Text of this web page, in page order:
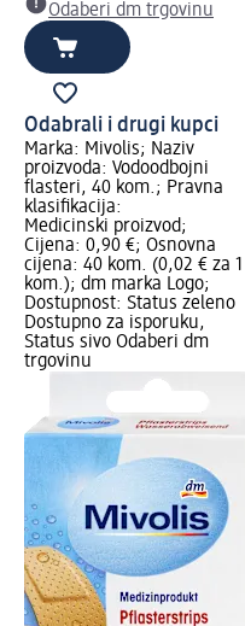
Odaberi dm trgovinu
Odabrali i drugi kupci
Marka: Mivolis; Naziv
proizvoda: Vodoodbojni
flasteri, 40 kom.; Pravna
klasifikacija:
Medicinski proizvod;
Cijena: 0,90 €; Osnovna
cijena: 40 kom. (0,02 € za 1
kom.); dm marka Logo;
Dostupnost: Status zeleno
Dostupno za isporuku,
Status sivo Odaberi dm
trgovinu